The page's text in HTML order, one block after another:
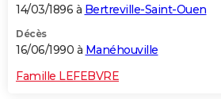
14/03/1896 à Bertreville-Saint-Ouen
Décès
16/06/1990 à Manéhouville
Famille LEFEBVRE